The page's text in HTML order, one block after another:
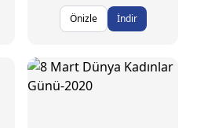
Önizle
İndir